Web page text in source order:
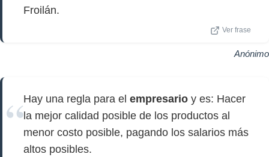
Froilán.
Ver frase
Anónimo
Hay una regla para el empresario y es: Hacer
la mejor calidad posible de los productos al
menor costo posible, pagando los salarios más
altos posibles.